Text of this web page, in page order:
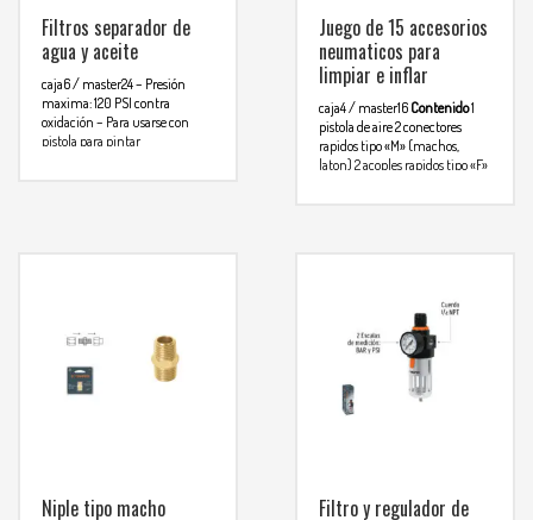
Filtros separador de
agua y aceite
caja6 / master24– Presión
maxima: 120 PSI contra
oxidación – Para usarse con
pistola para pintar
Juego de 15 accesorios
neumaticos para
limpiar e inflar
caja4 / master16 Contenido1
pistola de aire2 conectores
rapidos tipo «M» (machos,
laton) 2 acoples rapidos tipo «F»
«MM» de 1/4 (machos, laton)
valvula para inflar balones
reductor para valvulas (laton)
manquera de resorte de 7.5m
Para mas info
comunicarse al
Niple tipo macho
Filtro y regulador de